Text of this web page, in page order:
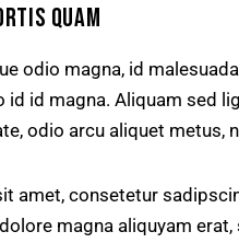
QUAM
odio magna, id
id magna. Aliquam sed
odio arcu aliquet metus,
amet, consetetur
magna aliquyam